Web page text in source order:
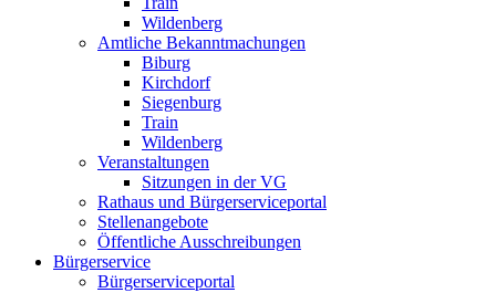
Wildenberg
Amtliche Bekanntmachungen
Biburg
Kirchdorf
Siegenburg
Train
Wildenberg
Veranstaltungen
Sitzungen in der VG
Rathaus und Bürgerserviceportal
Stellenangebote
Öffentliche Ausschreibungen
Bürgerservice
Bürgerserviceportal